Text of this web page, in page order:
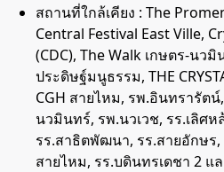
สถานที่ใกล้เคียง : The
Central Festival East Ville,
(CDC), The Walk เกษตร-นว
ประดิษฐ์มนูธรรม, THE
CGH สายไหม, รพ.อินทรารัต
นวมินทร์, รพ.นวเวช, รร.เลิศ
รร.สาธิตพัฒนา, รร.สายอักษร,
สายไหม, รร.บดินทรเดชา 2 แ